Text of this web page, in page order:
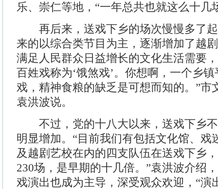
乐、崇仁等地，“一年总共也就这么十几
再后来，送戏下乡的场次慢慢多了起
来的以综合类节目为主，逐渐增加了越
满足人民群众日益增长的文化生活需要
百姓戏称为‘饿煞戏’。你想啊，一个乡
戏，精神食粮的缺乏是可想而知的。”市
袁洪波说。
不过，党的十八大以来，送戏下乡不
明显增加。“目前我们有包括文化馆、戏
及越剧艺校在内的四支队伍在送戏下乡
230场，是早期的十几倍。”袁洪波介绍
戏演出也成为主导，深受观众欢迎，“演